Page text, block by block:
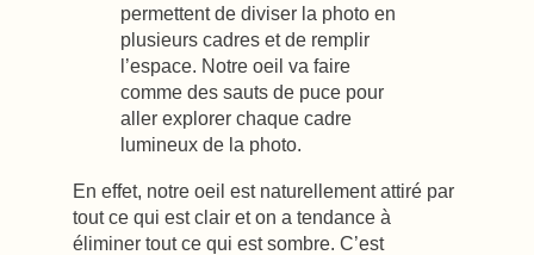
permettent de diviser la photo en
plusieurs cadres et de remplir
l’espace. Notre oeil va faire
comme des sauts de puce pour
aller explorer chaque cadre
lumineux de la photo.
En effet, notre oeil est naturellement attiré par
tout ce qui est clair et on a tendance à
éliminer tout ce qui est sombre. C’est